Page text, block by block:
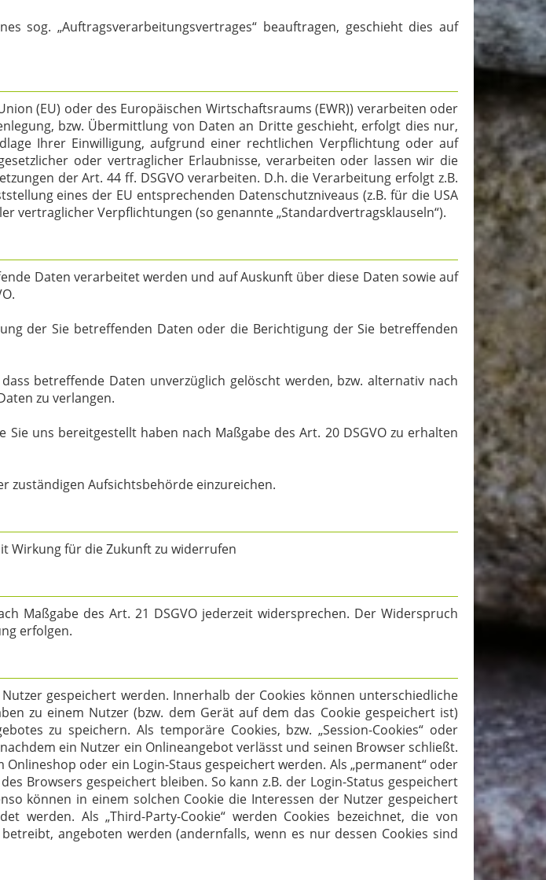
sog. „Auftragsverarbeitungsvertrages“ beauftragen, geschieht dies auf
(EU) oder des Europäischen Wirtschaftsraums (EWR)) verarbeiten oder
bzw. Übermittlung von Daten an Dritte geschieht, erfolgt dies nur,
Ihrer Einwilligung, aufgrund einer rechtlichen Verpflichtung oder auf
oder vertraglicher Erlaubnisse, verarbeiten oder lassen wir die
der Art. 44 ff. DSGVO verarbeiten. D.h. die Verarbeitung erfolgt z.B.
eines der EU entsprechenden Datenschutzniveaus (z.B. für die USA
vertraglicher Verpflichtungen (so genannte „Standardvertragsklauseln“).
Daten verarbeitet werden und auf Auskunft über diese Daten sowie auf
der Sie betreffenden Daten oder die Berichtigung der Sie betreffenden
betreffende Daten unverzüglich gelöscht werden, bzw. alternativ nach
zu verlangen.
uns bereitgestellt haben nach Maßgabe des Art. 20 DSGVO zu erhalten
zuständigen Aufsichtsbehörde einzureichen.
Wirkung für die Zukunft zu widerrufen
Maßgabe des Art. 21 DSGVO jederzeit widersprechen. Der Widerspruch
erfolgen.
gespeichert werden. Innerhalb der Cookies können unterschiedliche
zu einem Nutzer (bzw. dem Gerät auf dem das Cookie gespeichert ist)
zu speichern. Als temporäre Cookies, bzw. „Session-Cookies“ oder
ein Nutzer ein Onlineangebot verlässt und seinen Browser schließt.
oder ein Login-Staus gespeichert werden. Als „permanent“ oder
Browsers gespeichert bleiben. So kann z.B. der Login-Status gespeichert
können in einem solchen Cookie die Interessen der Nutzer gespeichert
werden. Als „Third-Party-Cookie“ werden Cookies bezeichnet, die von
angeboten werden (andernfalls, wenn es nur dessen Cookies sind